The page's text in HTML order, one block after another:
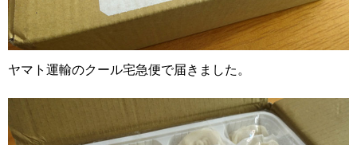
ヤマト運輸のクール宅急便で届きました。